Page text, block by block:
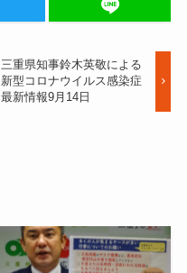
三重県知事鈴木英敬による
新型コロナウイルス感染症
最新情報9月14日